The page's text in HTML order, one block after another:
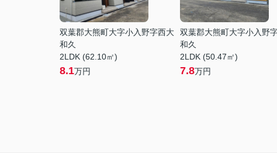
双葉郡大熊町大字小入野字西大
和久
2LDK (62.10㎡)
8.1万円
双葉郡大熊町大字小入野
和久
2LDK (50.47㎡)
7.8万円